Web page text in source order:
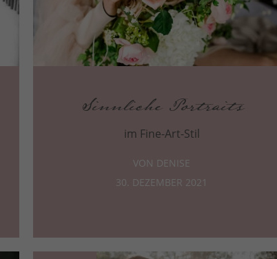
Sinnliche Portraits
im Fine-Art-Stil
VON DENISE
30. DEZEMBER 2021